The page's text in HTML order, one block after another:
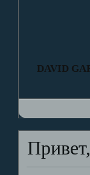
DAVID